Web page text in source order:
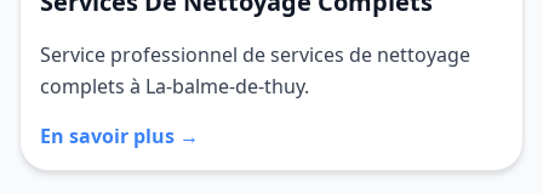
Service professionnel de services de nettoyage
complets à La-balme-de-thuy.
En savoir plus →